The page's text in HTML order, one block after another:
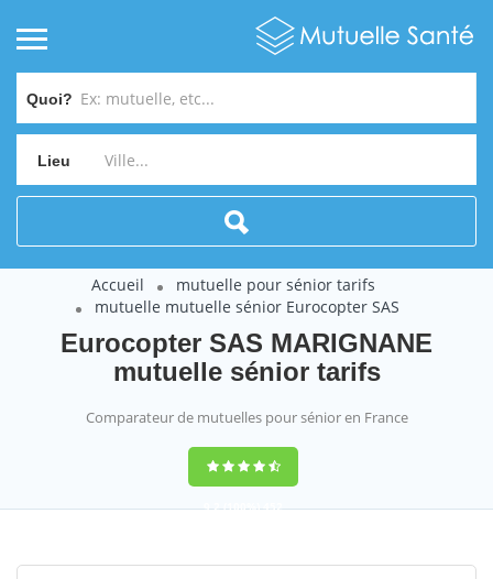
Quoi?
Lieu
Accueil
mutuelle pour sénior tarifs
mutuelle mutuelle sénior Eurocopter SAS
Eurocopter SAS MARIGNANE
mutuelle sénior tarifs
Comparateur de mutuelles pour sénior en France
9,2(100%)452